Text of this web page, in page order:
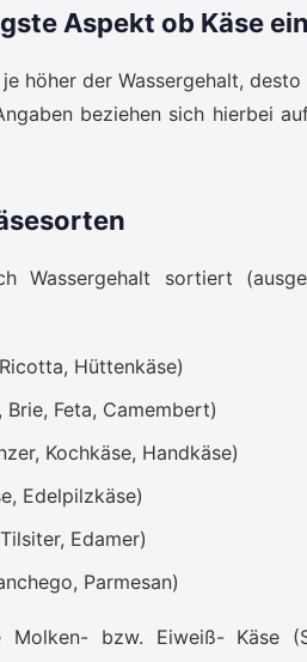
Aspekt ob Käse
höher der Wassergehalt,
beziehen sich hierbei
Wassergehalt sortiert
Hüttenkäse)
Brie, Feta, Camembert)
Kochkäse, Handkäse)
Edelpilzkäse)
Edamer)
Parmesan)
bzw. Eiweiß- Käse